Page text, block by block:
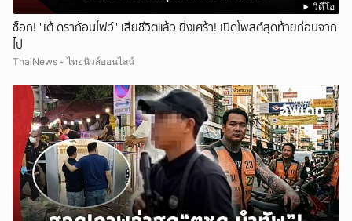
วิดีโอ
ช็อก! "เต้ ดราก้อนไฟว์" เสียชีวิตแล้ว ยิ่งเศร้า! เปิดโพสต์สุดท้ายก่อนจาก
ไป
ThaiNews - ไทยนิวส์ออนไลน์